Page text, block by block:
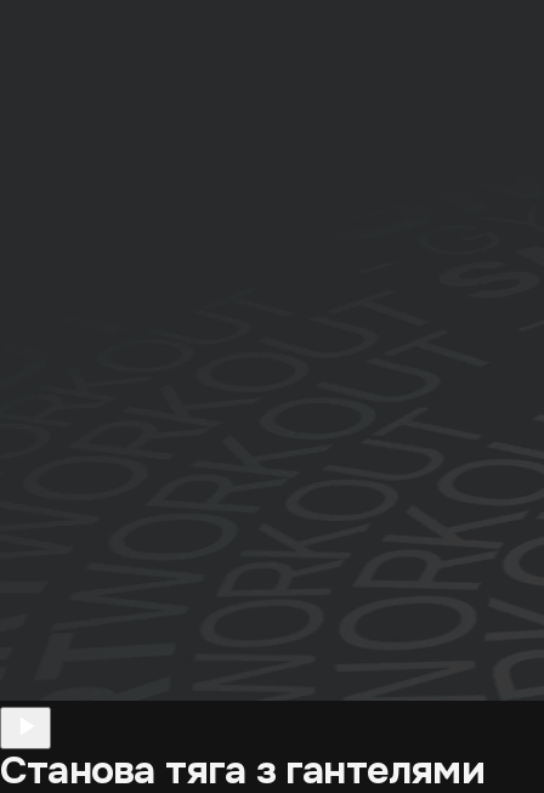
Станова тяга з гантелями